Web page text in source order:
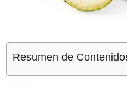
Resumen de